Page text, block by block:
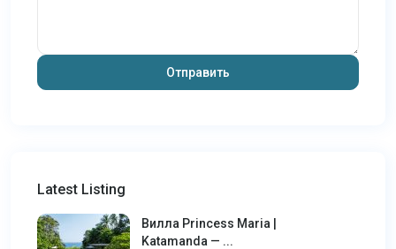
Latest Listing
Вилла Princess Maria |
Katamanda — ...